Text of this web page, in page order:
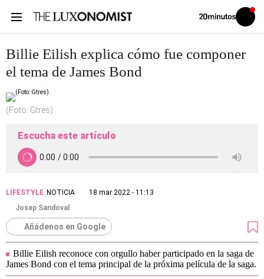
Volver
Iniciar
sesión
Billie Eilish explica cómo fue componer
el tema de James Bond
(Foto: Gtres)
Escucha este artículo
LIFESTYLE NOTICIA
18 mar 2022 - 11:13
Josep Sandoval
Añádenos en Google
Billie Eilish reconoce con orgullo haber participado en la saga de
James Bond con el tema principal de la próxima película de la saga.